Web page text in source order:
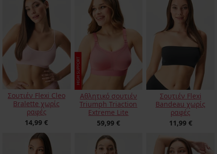
Σουτιέν Flexi Cleo
Bralette χωρίς
ραφές
14,99 €
Αθλητικό σουτιέν
Triumph Triaction
Extreme Lite
59,99 €
Σουτιέν Flexi
Bandeau χωρίς
ραφές
11,99 €